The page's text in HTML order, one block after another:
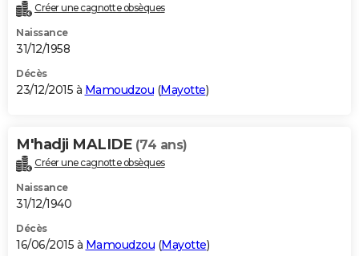
Créer une cagnotte obsèques
Naissance
31/12/1958
Décès
23/12/2015 à Mamoudzou (Mayotte)
M'hadji MALIDE (74 ans)
Créer une cagnotte obsèques
Naissance
31/12/1940
Décès
16/06/2015 à Mamoudzou (Mayotte)